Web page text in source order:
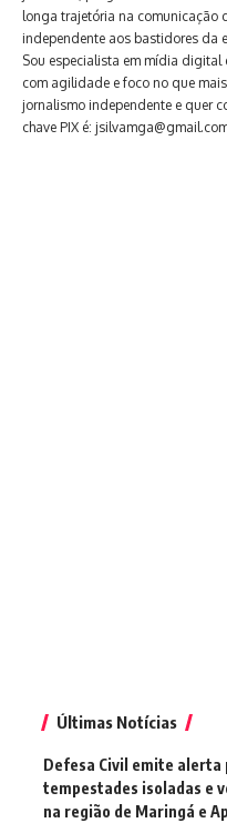
longa trajetória na comunicação
independente aos bastidores da
Sou especialista em mídia
com agilidade e foco no que
jornalismo independente e quer
chave PIX é:
Últimas Notícias
Defesa Civil emite alerta
tempestades isoladas e
na região de Maringá e